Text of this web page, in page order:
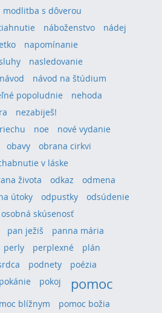
modlitba s dôverou
náboženstvo
nádej
napomínanie
nasledovanie
návod
návod na štúdium
popoludnie
nehoda
nezabiješ!
noe
nové vydanie
obavy
obrana cirkvi
v láske
života odkaz
odmena
útoky odpustky
odsúdenie
osobná skúsenosť
pan ježiš
panna mária
perly perplexné
plán
podnety
poézia
pokánie pokoj pomoc
blížnym pomoc božia